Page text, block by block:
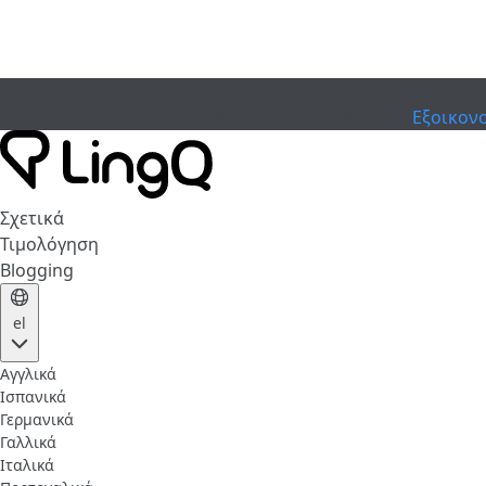
Σχετικά
Τιμολόγηση
Blogging
el
Αγγλικά
Ισπανικά
Γερμανικά
Γαλλικά
Ιταλικά